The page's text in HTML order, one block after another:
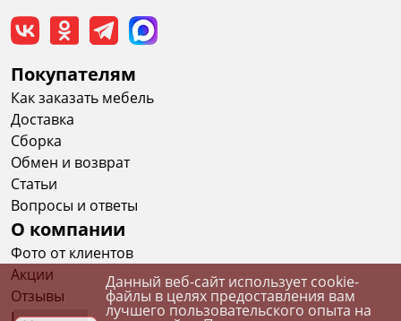
О компании
Фото от клиентов
Акции
Отзывы
Покупателям
Как заказать мебель
Доставка
Сборка
Обмен и возврат
Статьи
Вопросы и ответы
Данный веб-сайт использует cookie-
файлы в целях предоставления вам
лучшего пользовательского опыта на